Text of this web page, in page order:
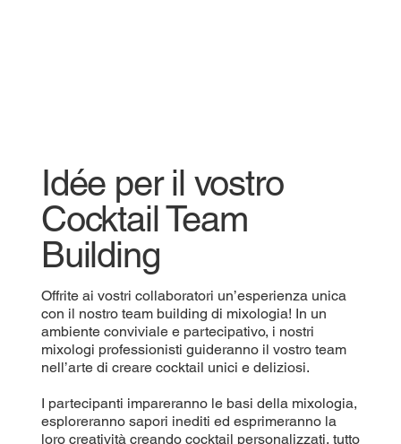
Idée per il vostro
Cocktail Team
Building
Offrite ai vostri collaboratori un’esperienza unica
con il nostro team building di mixologia! In un
ambiente conviviale e partecipativo, i nostri
mixologi professionisti guideranno il vostro team
nell’arte di creare cocktail unici e deliziosi.
I partecipanti impareranno le basi della mixologia,
esploreranno sapori inediti ed esprimeranno la
loro creatività creando cocktail personalizzati, tutto